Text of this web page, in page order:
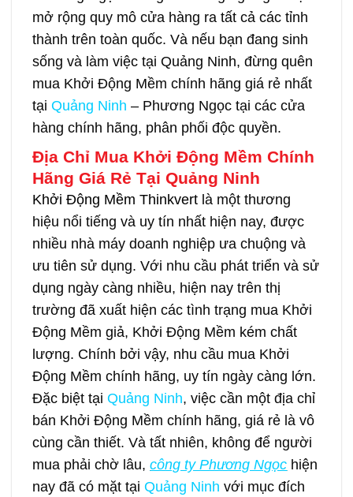
mở rộng quy mô cửa hàng ra tất cả các tỉnh
thành trên toàn quốc. Và nếu bạn đang sinh
sống và làm việc tại Quảng Ninh, đừng quên
mua Khởi Động Mềm chính hãng giá rẻ nhất
tạiQuảng Ninh – Phương Ngọc tại các cửa
hàng chính hãng, phân phối độc quyền.
Địa Chỉ Mua Khởi Động Mềm Chính
Hãng Giá Rẻ Tại Quảng Ninh
Khởi Động Mềm Thinkvert là một thương
hiệu nổi tiếng và uy tín nhất hiện nay, được
nhiều nhà máy doanh nghiệp ưa chuộng và
ưu tiên sử dụng. Với nhu cầu phát triển và sử
dụng ngày càng nhiều, hiện nay trên thị
trường đã xuất hiện các tình trạng mua Khởi
Động Mềm giả, Khởi Động Mềm kém chất
lượng. Chính bởi vậy, nhu cầu mua Khởi
Động Mềm chính hãng, uy tín ngày càng lớn.
Đặc biệt tạiQuảng Ninh, việc cần một địa chỉ
bán Khởi Động Mềm chính hãng, giá rẻ là vô
cùng cần thiết. Và tất nhiên, không để người
mua phải chờ lâu,công ty Phương Ngọc hiện
nay đã có mặt tạiQuảng Ninh với mục đích